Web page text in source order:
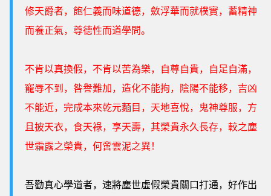
修天爵者，飽仁義而味道德，斂浮華而就樸實，蓄精神
而養正氣，尊德性而道學問。
不肯以真換假，不肯以苦為樂，自尊自貴，自足自滿，
寵辱不到，咎譽難加，造化不能拘，陰陽不能移，吉凶
不能近，完成本來乾元麵目，天地喜悅，鬼神尊服，方
且披天衣，食天祿，享天壽，其榮貴永久長存，較之塵
世霜露之榮貴，何啻雲泥之異！
吾勸真心學道者，速將塵世虛假榮貴關口打通，好作出